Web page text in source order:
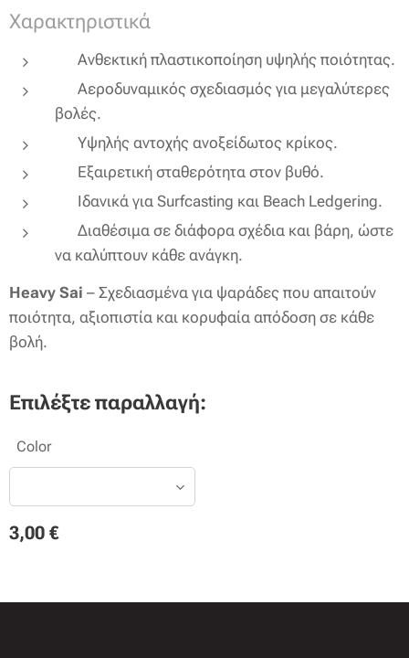
Χαρακτηριστικά
✔ Ανθεκτική πλαστικοποίηση υψηλής ποιότητας.
✔ Αεροδυναμικός σχεδιασμός για μεγαλύτερες
βολές.
✔ Υψηλής αντοχής ανοξείδωτος κρίκος.
✔ Εξαιρετική σταθερότητα στον βυθό.
✔ Ιδανικά για Surfcasting και Beach Ledgering.
✔ Διαθέσιμα σε διάφορα σχέδια και βάρη, ώστε
να καλύπτουν κάθε ανάγκη.
Heavy Sai – Σχεδιασμένα για ψαράδες που απαιτούν
ποιότητα, αξιοπιστία και κορυφαία απόδοση σε κάθε
βολή. 🎣
Επιλέξτε παραλλαγή:
Color
3,00 €